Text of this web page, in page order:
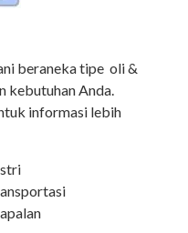
beraneka tipe oli &
kebutuhan Anda.
informasi lebih